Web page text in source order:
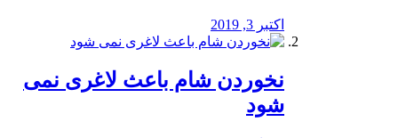
اکتبر 3, 2019
نخوردن شام باعث لاغری نمی
‌شود